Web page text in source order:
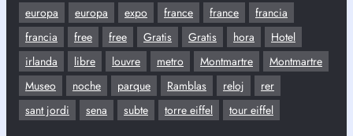
europa
europa expo france france
francia
francia
free free Gratis Gratis hora
Hotel
irlanda
libre louvre metro Montmartre
Montmartre
Museo
noche parque Ramblas reloj
rer
sant jordi
sena subte torre eiffel tour eiffel